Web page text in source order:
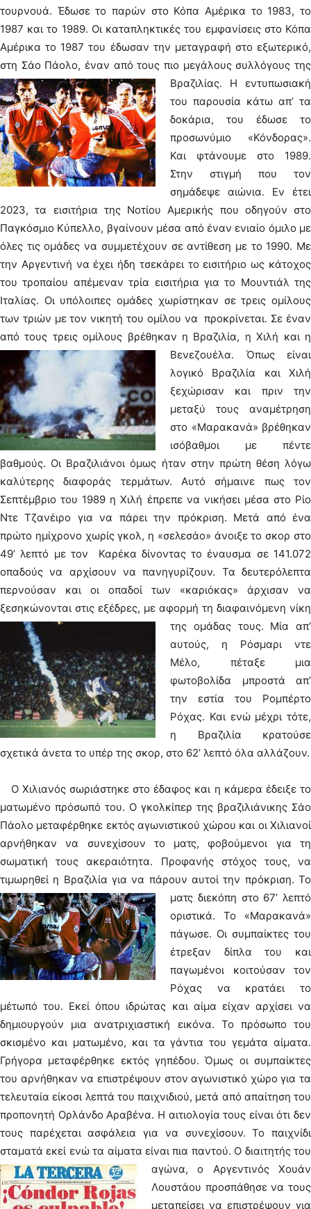
τουρνουά. Έδωσε το παρών στο Κόπα Αμέρικα το 1983, το
1987 και το 1989. Οι καταπληκτικές του εμφανίσεις στο Κόπα
Αμέρικα το 1987 του έδωσαν την μεταγραφή στο εξωτερικό,
στη Σάο Πάολο, έναν από τους πιο μεγάλους συλλόγους της
Βραζιλίας. Η εντυπωσιακή
του παρουσία κάτω απ’ τα
δοκάρια, του έδωσε το
προσωνύμιο «Κόνδορας».
Και φτάνουμε στο 1989.
Στην στιγμή που τον
σημάδεψε αιώνια. Εν έτει
2023, τα εισιτήρια της Νοτίου Αμερικής που οδηγούν στο
Παγκόσμιο Κύπελλο, βγαίνουν μέσα από έναν ενιαίο όμιλο με
όλες τις ομάδες να συμμετέχουν σε αντίθεση με το 1990. Με
την Αργεντινή να έχει ήδη τσεκάρει το εισιτήριο ως κάτοχος
του τροπαίου απέμεναν τρία εισιτήρια για το Μουντιάλ της
Ιταλίας. Οι υπόλοιπες ομάδες χωρίστηκαν σε τρεις ομίλους
των τριών με τον νικητή του ομίλου να προκρίνεται. Σε έναν
από τους τρεις ομίλους βρέθηκαν η Βραζιλία, η Χιλή και η
Βενεζουέλα. Όπως είναι
λογικό Βραζιλία και Χιλή
ξεχώρισαν και πριν την
μεταξύ τους αναμέτρηση
στο «Μαρακανά» βρέθηκαν
ισόβαθμοι με πέντε
βαθμούς. Οι Βραζιλιάνοι όμως ήταν στην πρώτη θέση λόγω
καλύτερης διαφοράς τερμάτων. Αυτό σήμαινε πως τον
Σεπτέμβριο του 1989 η Χιλή έπρεπε να νικήσει μέσα στο Ρίο
Ντε Τζανέιρο για να πάρει την πρόκριση. Μετά από ένα
πρώτο ημίχρονο χωρίς γκολ, η «σελεσάο» άνοιξε το σκορ στο
49’ λεπτό με τον Καρέκα δίνοντας το έναυσμα σε 141.072
οπαδούς να αρχίσουν να πανηγυρίζουν. Τα δευτερόλεπτα
περνούσαν και οι οπαδοί των «καριόκας» άρχισαν να
ξεσηκώνονται στις εξέδρες, με αφορμή τη διαφαινόμενη νίκη
της ομάδας τους. Μία απ’
αυτούς, η Ρόσμαρι ντε
Μέλο, πέταξε μια
φωτοβολίδα μπροστά απ’
την εστία του Ρομπέρτο
Ρόχας. Και ενώ μέχρι τότε,
η Βραζιλία κρατούσε
σχετικά άνετα το υπέρ της σκορ, στο 62’ λεπτό όλα αλλάζουν.
Ο Χιλιανός σωριάστηκε στο έδαφος και η κάμερα έδειξε το
ματωμένο πρόσωπό του. Ο γκολκίπερ της βραζιλιάνικης Σάο
Πάολο μεταφέρθηκε εκτός αγωνιστικού χώρου και οι Χιλιανοί
αρνήθηκαν να συνεχίσουν το ματς, φοβούμενοι για τη
σωματική τους ακεραιότητα. Προφανής στόχος τους, να
τιμωρηθεί η Βραζιλία για να πάρουν αυτοί την πρόκριση. Το
ματς διεκόπη στο 67’ λεπτό
οριστικά. Το «Μαρακανά»
πάγωσε. Οι συμπαίκτες του
έτρεξαν δίπλα του και
παγωμένοι κοιτούσαν τον
Ρόχας να κρατάει το
μέτωπό του. Εκεί όπου ιδρώτας και αίμα είχαν αρχίσει να
δημιουργούν μια ανατριχιαστική εικόνα. Το πρόσωπο του
σκισμένο και ματωμένο, και τα γάντια του γεμάτα αίματα.
Γρήγορα μεταφέρθηκε εκτός γηπέδου. Όμως οι συμπαίκτες
του αρνήθηκαν να επιστρέψουν στον αγωνιστικό χώρο για τα
τελευταία είκοσι λεπτά του παιχνιδιού, μετά από απαίτηση του
προπονητή Ορλάνδο Αραβένα. Η αιτιολογία τους είναι ότι δεν
τους παρέχεται ασφάλεια για να συνεχίσουν. Το παιχνίδι
σταματά εκεί ενώ τα αίματα είναι πια παντού. Ο διαιτητής του
αγώνα, ο Αργεντινός Χουάν
Λουστάου προσπάθησε να τους
μεταπείσει να επιστρέψουν για